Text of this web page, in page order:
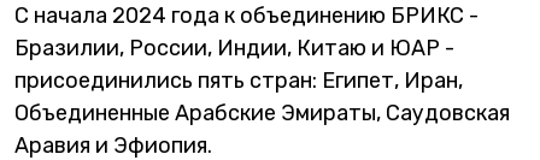
С начала 2024 года к объединению БРИКС -
Бразилии, России, Индии, Китаю и ЮАР -
присоединились пять стран: Египет, Иран,
Объединенные Арабские Эмираты, Саудовская
Аравия и Эфиопия.